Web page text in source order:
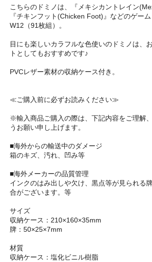
こちらのドミノは、『メキシカントレイン
『チキンフット(Chicken Foot)』などのゲー
W12（91枚組）。
目にも楽しいカラフルな色使いのドミノは、
トとしてもおすすめです♪
PVCレザー素材の収納ケース付き。
≪ご購入前に必ずお読みください≫
※輸入商品ご購入の際は、下記内容をご理解
うお願い申し上げます。
■海外からの輸送中のダメージ
箱のキズ、汚れ、凹み等
■海外メーカーの品質管理
インクのはみ出しや欠け、黒点等が見られる
合がございます。等
サイズ
収納ケース：210×160×35mm
牌：50×25×7mm
材質
収納ケース：塩化ビニル樹脂